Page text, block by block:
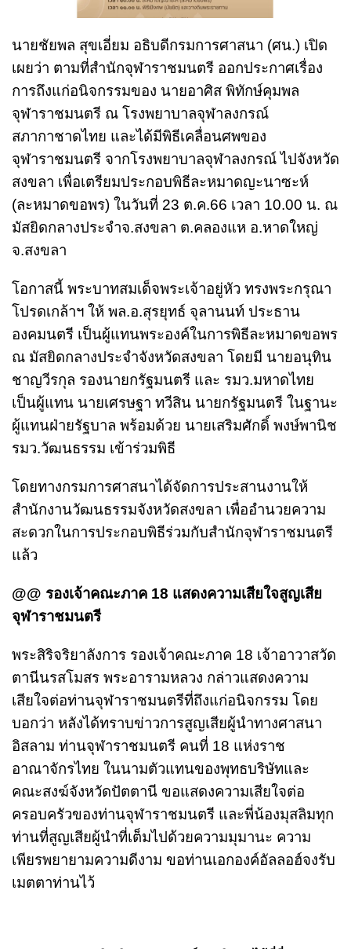
นายชัยพล สุขเอี่ยม อธิบดีกรมการศาสนา (ศน.) เปิด
เผยว่า ตามที่สำนักจุฬาราชมนตรี ออกประกาศเรื่อง
การถึงแก่อนิจกรรมของ นายอาศิส พิทักษ์คุมพล
จุฬาราชมนตรี ณ โรงพยาบาลจุฬาลงกรณ์
สภากาชาดไทย และได้มีพิธีเคลื่อนศพของ
จุฬาราชมนตรี จากโรงพยาบาลจุฬาลงกรณ์ ไปจังหวัด
สงขลา เพื่อเตรียมประกอบพิธีละหมาดญะนาซะห์
(ละหมาดขอพร) ในวันที่ 23 ต.ค.66 เวลา 10.00 น. ณ
มัสยิดกลางประจำจ.สงขลา ต.คลองแห อ.หาดใหญ่
จ.สงขลา
โอกาสนี้ พระบาทสมเด็จพระเจ้าอยู่หัว ทรงพระกรุณา
โปรดเกล้าฯ ให้ พล.อ.สุรยุทธ์ จุลานนท์ ประธาน
องคมนตรี เป็นผู้แทนพระองค์ในการพิธีละหมาดขอพร
ณ มัสยิดกลางประจำจังหวัดสงขลา โดยมี นายอนุทิน
ชาญวีรกุล รองนายกรัฐมนตรี และ รมว.มหาดไทย
เป็นผู้แทน นายเศรษฐา ทวีสิน นายกรัฐมนตรี ในฐานะ
ผู้แทนฝ่ายรัฐบาล พร้อมด้วย นายเสริมศักดิ์ พงษ์พานิช
รมว.วัฒนธรรม เข้าร่วมพิธี
โดยทางกรมการศาสนาได้จัดการประสานงานให้
สำนักงานวัฒนธรรมจังหวัดสงขลา เพื่ออำนวยความ
สะดวกในการประกอบพิธีร่วมกับสำนักจุฬาราชมนตรี
แล้ว
@@ รองเจ้าคณะภาค 18 แสดงความเสียใจสูญเสีย
จุฬาราชมนตรี
พระสิริจริยาลังการ รองเจ้าคณะภาค 18 เจ้าอาวาสวัด
ตานีนรสโมสร พระอารามหลวง กล่าวแสดงความ
เสียใจต่อท่านจุฬาราชมนตรีที่ถึงแก่อนิจกรรม โดย
บอกว่า หลังได้ทราบข่าวการสูญเสียผู้นำทางศาสนา
อิสลาม ท่านจุฬาราชมนตรี คนที่ 18 แห่งราช
อาณาจักรไทย ในนามตัวแทนของพุทธบริษัทและ
คณะสงฆ์จังหวัดปัตตานี ขอแสดงความเสียใจต่อ
ครอบครัวของท่านจุฬาราชมนตรี และพี่น้องมุสลิมทุก
ท่านที่สูญเสียผู้นำที่เต็มไปด้วยความมุมานะ ความ
เพียรพยายามความดีงาม ขอท่านเอกองค์อัลลอฮ์จงรับ
เมตตาท่านไว้